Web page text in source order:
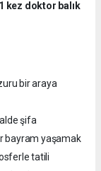
kez doktor balık
bir araya
şifa
bayram yaşamak
tatili